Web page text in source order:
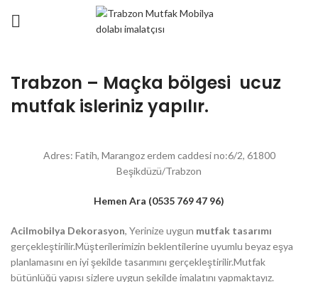
Trabzon – Maçka bölgesi ucuz
mutfak isleriniz yapılır.
Adres: Fatih, Marangoz erdem caddesi no:6/2, 61800
Beşikdüzü/Trabzon
Hemen Ara (0535 769 47 96)
Acilmobilya Dekorasyon, Yerinize uygun mutfak tasarımı
gerçekleştirilir.Müşterilerimizin beklentilerine uyumlu beyaz eşya
planlamasını en iyi şekilde tasarımını gerçekleştirilir.Mutfak
bütünlüğü yapısı sizlere uygun şekilde imalatını yapmaktayız.